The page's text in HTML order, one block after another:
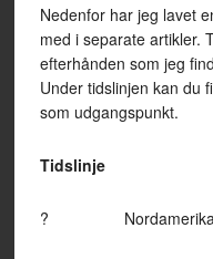
Nedenfor har jeg lavet
med i separate artikler.
efterhånden som jeg
Under tidslinjen kan du
som udgangspunkt.
Tidslinje
? Nordamerika